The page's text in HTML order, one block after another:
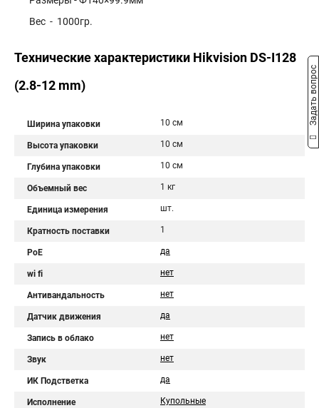
Вес - 1000гр.
Технические характеристики Hikvision DS-I128
(2.8-12 mm)
Ширина упаковки 10 см
Высота упаковки 10 см
Глубина упаковки 10 см
Объемный вес 1 кг
Единица измерения шт.
Кратность поставки 1
PoE да
wi fi нет
Антивандальность нет
Датчик движения да
Запись в облако нет
Звук нет
ИК Подстветка да
Исполнение Купольные
Задать вопрос